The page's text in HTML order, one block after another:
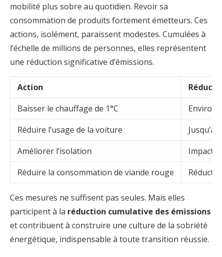
mobilité plus sobre au quotidien. Revoir sa
consommation de produits fortement émetteurs. Ces
actions, isolément, paraissent modestes. Cumulées à
l’échelle de millions de personnes, elles représentent
une réduction significative d’émissions.
Action
Baisser le chauffage de 1°C
Environ
Réduire l’usage de la voiture
Jusqu’à
Améliorer l’isolation
Impact
Réduire la consommation de viande rouge
Ces mesures ne suffisent pas seules. Mais elles
participent à la réduction cumulative des émissions
et contribuent à construire une culture de la sobriété
énergétique, indispensable à toute transition réussie.